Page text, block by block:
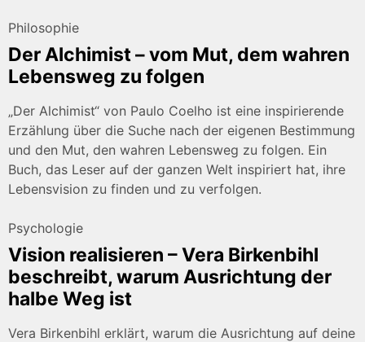
Philosophie
Der Alchimist – vom Mut, dem wahren
Lebensweg zu folgen
„Der Alchimist“ von Paulo Coelho ist eine inspirierende
Erzählung über die Suche nach der eigenen Bestimmung
und den Mut, den wahren Lebensweg zu folgen. Ein
Buch, das Leser auf der ganzen Welt inspiriert hat, ihre
Lebensvision zu finden und zu verfolgen.
Psychologie
Vision realisieren – Vera Birkenbihl
beschreibt, warum Ausrichtung der
halbe Weg ist
Vera Birkenbihl erklärt, warum die Ausrichtung auf deine